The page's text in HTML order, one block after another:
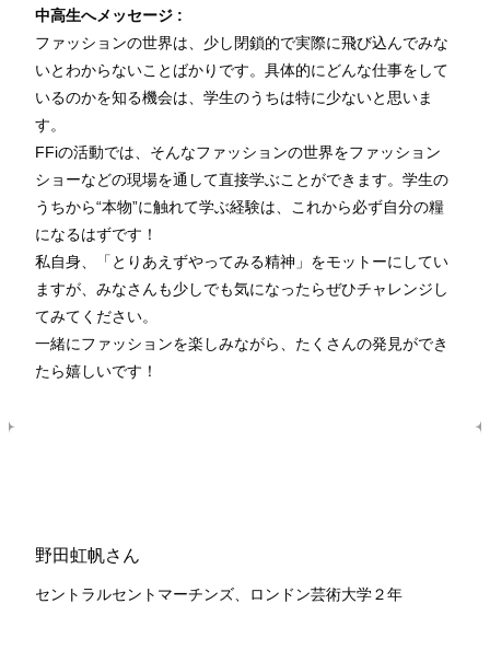
中高生へメッセージ :
ファッションの世界は、少し閉鎖的で実際に飛び込んでみな
いとわからないことばかりです。具体的にどんな仕事をして
いるのかを知る機会は、学生のうちは特に少ないと思いま
す。
FFiの活動では、そんなファッションの世界をファッション
ショーなどの現場を通して直接学ぶことができます。学生の
うちから“本物”に触れて学ぶ経験は、これから必ず自分の糧
になるはずです！
私自身、「とりあえずやってみる精神」をモットーにしてい
ますが、みなさんも少しでも気になったらぜひチャレンジし
てみてください。
一緒にファッションを楽しみながら、たくさんの発見ができ
たら嬉しいです！
野田虹帆さん
セントラルセントマーチンズ、ロンドン芸術大学２年